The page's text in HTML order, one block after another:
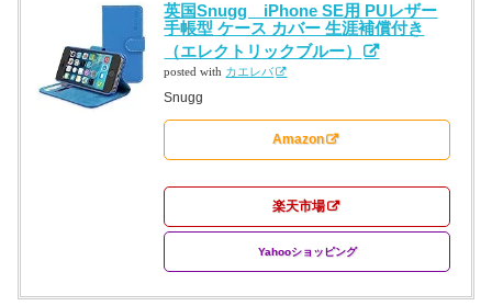
英国Snugg iPhone SE用 PUレザー
手帳型 ケース カバー 生涯補償付き
（エレクトリックブルー）
posted with カエレバ
Snugg
Amazon
楽天市場
Yahooショッピング